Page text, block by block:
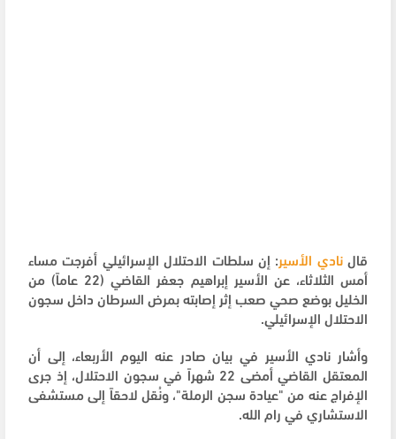
قالنادي الأسير: إن سلطات الاحتلال الإسرائيلي أفرجت مساء
أمس الثلاثاء، عن الأسير إبراهيم جعفر القاضي (22 عاماً) من
الخليل بوضع صحي صعب إثر إصابته بمرض السرطان داخل سجون
الاحتلال الإسرائيلي.
وأشار نادي الأسير في بيان صادر عنه اليوم الأربعاء، إلى أن
المعتقل القاضي أمضى 22 شهراً في سجون الاحتلال، إذ جرى
الإفراج عنه من "عيادة سجن الرملة"، ونُقل لاحقاً إلى مستشفى
الاستشاري في رام الله.